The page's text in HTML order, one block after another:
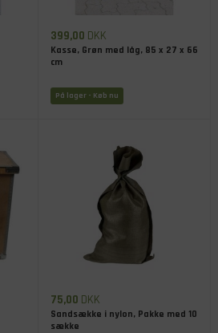
399,00 DKK
Kasse, Grøn med låg, 85 x 27 x 66
cm
På lager - Køb nu
75,00 DKK
Sandsække i nylon, Pakke med 10
sække